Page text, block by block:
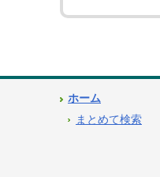
ホーム
まとめて検索